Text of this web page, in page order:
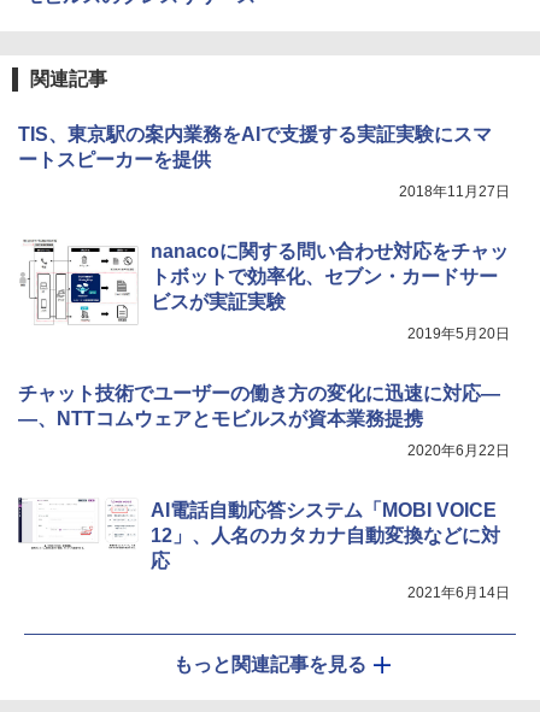
関連記事
TIS、東京駅の案内業務をAIで支援する実証実験にスマ
ートスピーカーを提供
2018年11月27日
nanacoに関する問い合わせ対応をチャッ
トボットで効率化、セブン・カードサー
ビスが実証実験
2019年5月20日
チャット技術でユーザーの働き方の変化に迅速に対応―
―、NTTコムウェアとモビルスが資本業務提携
2020年6月22日
AI電話自動応答システム「MOBI VOICE
12」、人名のカタカナ自動変換などに対
応
2021年6月14日
もっと関連記事を見る